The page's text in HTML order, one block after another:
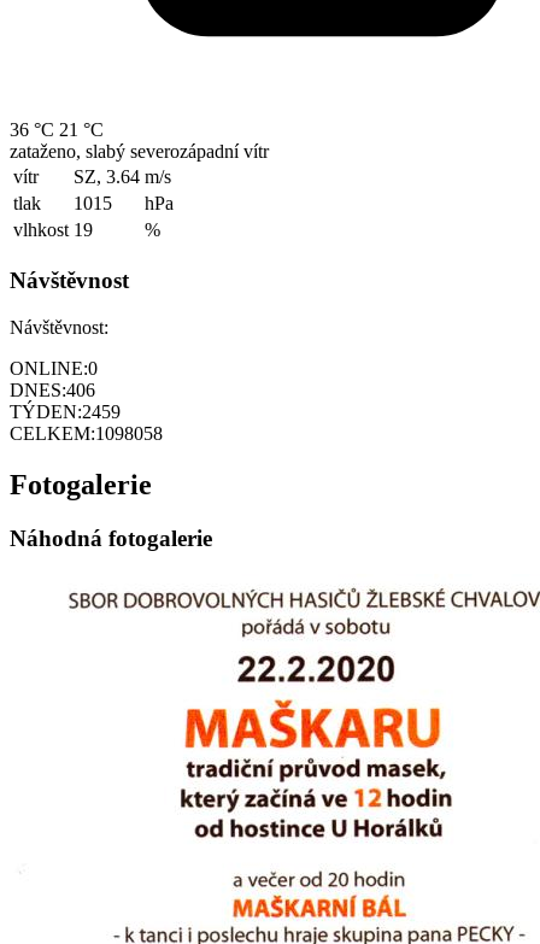
36 °C 21 °C
zataženo, slabý severozápadní vítr
vítr
SZ, 3.64 m/s
tlak
1015
hPa
vlhkost 19 %
Návštěvnost
Návštěvnost:
ONLINE:0
DNES:406
TÝDEN:2459
CELKEM:1098058
Fotogalerie
Náhodná fotogalerie